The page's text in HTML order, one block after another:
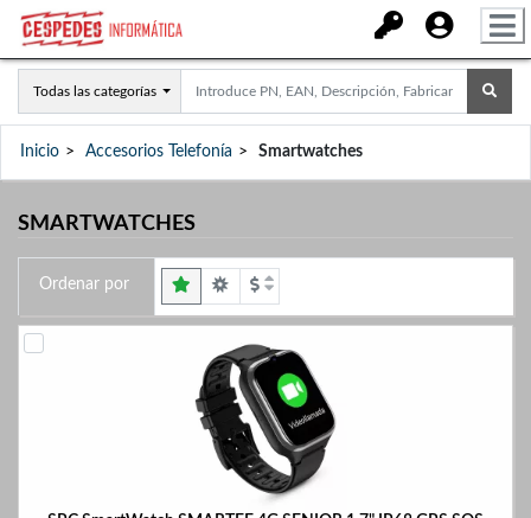
Todas las categorías
Inicio Accesorios Telefonía Smartwatches
SMARTWATCHES
Ordenar por